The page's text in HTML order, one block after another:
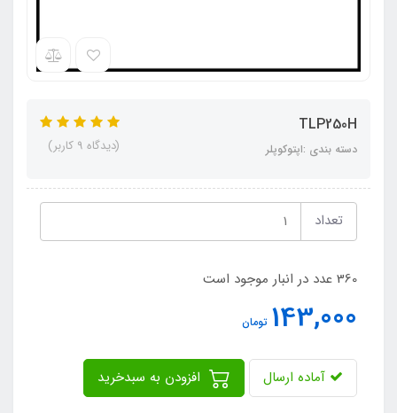
TLP250H
دسته بندی :اپتوکوپلر (دیدگاه 9 کاربر)
تعداد
360 عدد در انبار موجود است
143,000 تومان
آماده ارسال